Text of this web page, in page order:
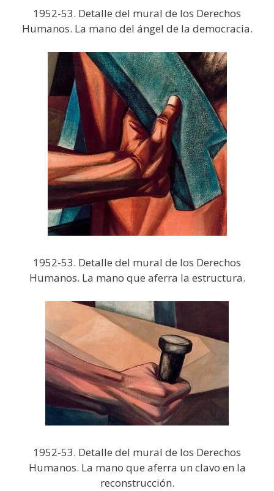
1952-53. Detalle del mural de los Derechos
Humanos. La mano del ángel de la democracia.
1952-53. Detalle del mural de los Derechos
Humanos. La mano que aferra la estructura.
1952-53. Detalle del mural de los Derechos
Humanos. La mano que aferra un clavo en la
reconstrucción.